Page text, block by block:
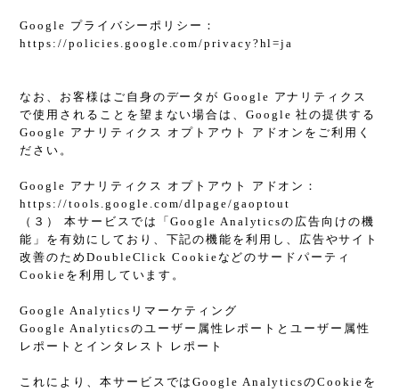
Google プライバシーポリシー：
https://policies.google.com/privacy?hl=ja
なお、お客様はご自身のデータが Google アナリティクス
で使用されることを望まない場合は、Google 社の提供する
Google アナリティクス オプトアウト アドオンをご利用く
ださい。
Google アナリティクス オプトアウト アドオン：
https://tools.google.com/dlpage/gaoptout
（３） 本サービスでは「Google Analyticsの広告向けの機
能」を有効にしており、下記の機能を利用し、広告やサイト
改善のためDoubleClick Cookieなどのサードパーティ
Cookieを利用しています。
Google Analyticsリマーケティング
Google Analyticsのユーザー属性レポートとユーザー属性
レポートとインタレスト レポート
これにより、本サービスではGoogle AnalyticsのCookieを